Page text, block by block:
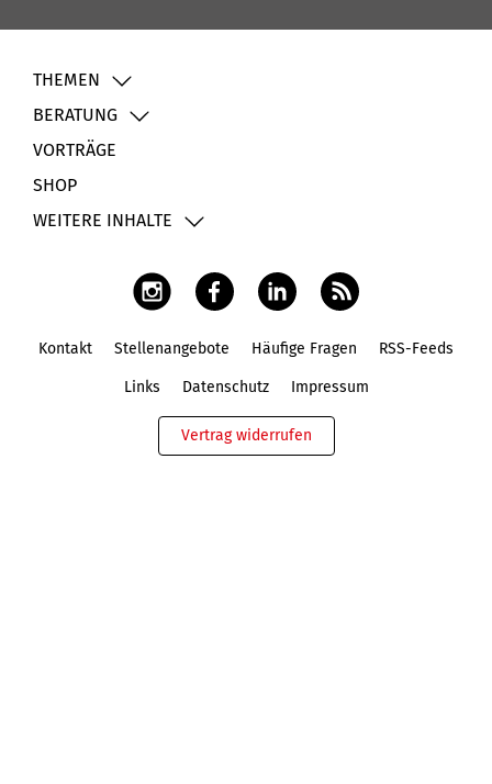
THEMEN
BERATUNG
VORTRÄGE
SHOP
WEITERE INHALTE
Kontakt Stellenangebote Häufige Fragen RSS-Feeds
Links Datenschutz Impressum
Vertrag widerrufen